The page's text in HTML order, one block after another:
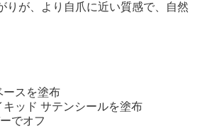
りが、より自爪に近い質感で、自然
ースを塗布
キッド サテンシールを塗布
でオフ